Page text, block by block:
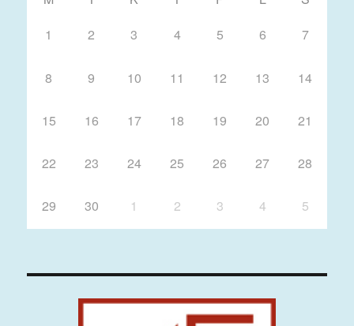
1
2 3 4 5 6 7
8 9 10 11 12 13 14
15 16 17 18 19 20 21
22 23 24 25 26 27 28
29 30 1 2 3 4 5